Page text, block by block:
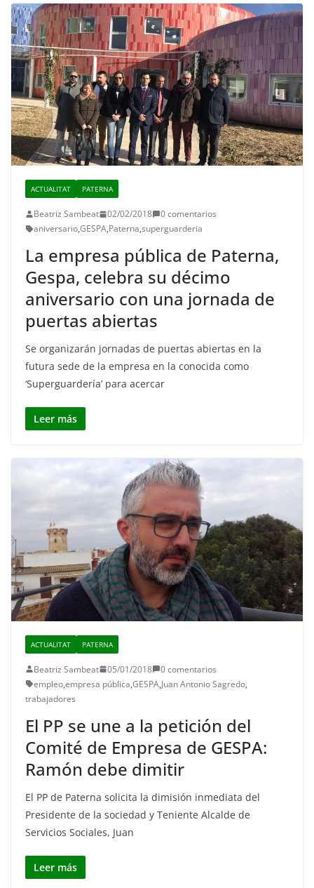
ACTUALITAT PATERNA
Beatriz Sambeat 02/02/2018
0 comentarios
aniversario,GESPA,Paterna,superguarderia
La empresa pública de Paterna,
Gespa, celebra su décimo
aniversario con una jornada de
puertas abiertas
Se organizarán jornadas de puertas abiertas en la
futura sede de la empresa en la conocida como
‘Superguardería’ para acercar
Leer más
ACTUALITAT PATERNA
Beatriz Sambeat 05/01/2018
0 comentarios
empleo,empresa pública,GESPA,Juan Antonio Sagredo,
trabajadores
El PP se une a la petición del
Comité de Empresa de GESPA:
Ramón debe dimitir
El PP de Paterna solicita la dimisión inmediata del
Presidente de la sociedad y Teniente Alcalde de
Servicios Sociales, Juan
Leer más